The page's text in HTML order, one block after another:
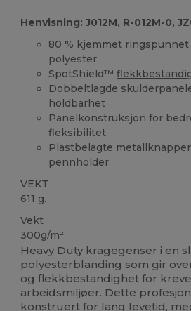
Henvisning: J012M, R-012M-0,
80 % kjemmet ringspunnet
polyester
SpotShield™
Dobbeltlagde
holdbarhet
Panelkonstruksjon for
fleksibilitet
Plastbelagte
pennholder
VEKT
611 g.
Vekt
300g/m²
Heavy Duty kragegenser i en
polyesterblanding som gir
og flekkbestandighet for
arbeidsmiljøer. Dette
konstruert for lang levetid,